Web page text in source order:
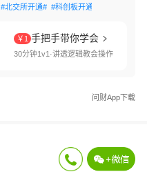
#北交所开通# #科创板开通#
￥1 手把手带你学会
30分钟1v1·讲透逻辑教会操作
问财App下载